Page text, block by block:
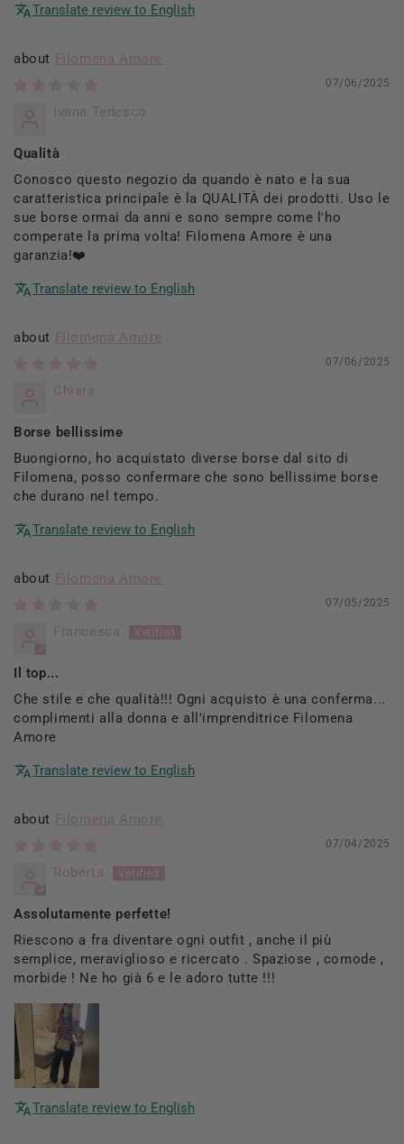
Translate review to English
Filomena Amore
07/06/2025
Ivana Tedesco
Qualità
Conosco questo negozio da quando è nato e la sua
caratteristica principale è la QUALITÀ dei prodotti. Uso le
sue borse ormai da anni e sono sempre come l'ho
comperate la prima volta! Filomena Amore è una
garanzia!❤️
Translate review to English
Filomena Amore
07/06/2025
Chiara
Borse bellissime
Buongiorno, ho acquistato diverse borse dal sito di
Filomena, posso confermare che sono bellissime borse
che durano nel tempo.
Translate review to English
Filomena Amore
07/05/2025
Francesca
Il top...
Che stile e che qualità!!! Ogni acquisto è una conferma...
complimenti alla donna e all'imprenditrice Filomena
Amore
Translate review to English
Filomena Amore
07/04/2025
Roberta
Assolutamente perfette!
Riescono a fra diventare ogni outfit , anche il più
semplice, meraviglioso e ricercato . Spaziose , comode ,
morbide ! Ne ho già 6 e le adoro tutte !!!
Translate review to English